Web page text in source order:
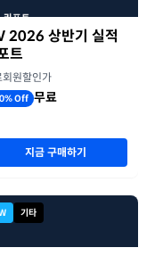
2026 상반기 실적
트
회원할인가
Off 무료
지금 구매하기
기타